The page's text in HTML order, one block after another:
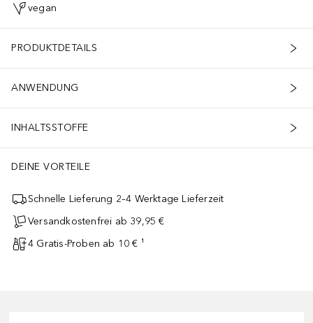
vegan
PRODUKTDETAILS
ANWENDUNG
INHALTSSTOFFE
DEINE VORTEILE
Schnelle Lieferung 2–4 Werktage Lieferzeit
Versandkostenfrei ab 39,95 €
4 Gratis-Proben ab 10 € ¹